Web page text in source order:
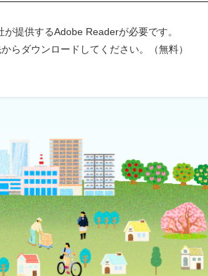
提供するAdobe Readerが必要です。
らダウンロードしてください。（無料）